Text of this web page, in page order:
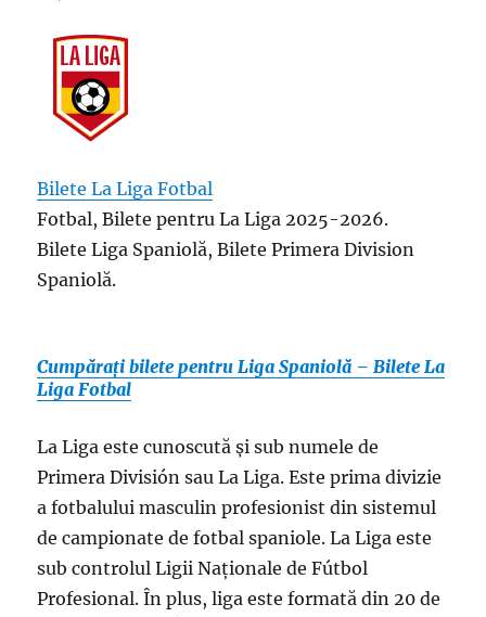
Bilete La Liga Fotbal
Fotbal, Bilete pentru La Liga 2025-2026.
Bilete Liga Spaniolă, Bilete Primera Division
Spaniolă.
Cumpărați bilete pentru Liga Spaniolă – Bilete La
Liga Fotbal
La Liga este cunoscută și sub numele de
Primera División sau La Liga. Este prima divizie
a fotbalului masculin profesionist din sistemul
de campionate de fotbal spaniole. La Liga este
sub controlul Ligii Naționale de Fútbol
Profesional. În plus, liga este formată din 20 de